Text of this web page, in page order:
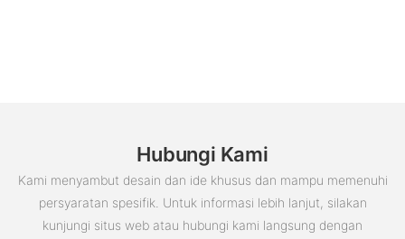
Hubungi Kami
Kami menyambut desain dan ide khusus dan mampu memenuhi
persyaratan spesifik. Untuk informasi lebih lanjut, silakan
kunjungi situs web atau hubungi kami langsung dengan